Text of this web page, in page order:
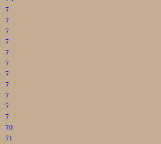
7
7
7
7
7
7
7
7
7
7
7
70
71